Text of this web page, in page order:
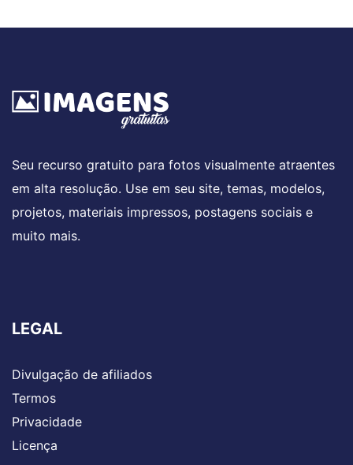
Seu recurso gratuito para fotos visualmente atraentes
em alta resolução. Use em seu site, temas, modelos,
projetos, materiais impressos, postagens sociais e
muito mais.
LEGAL
Divulgação de afiliados
Termos
Privacidade
Licença